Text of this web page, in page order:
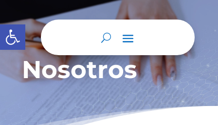
Abrir barra de herramientas
Nosotros